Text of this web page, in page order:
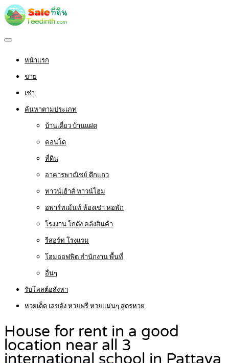
หน้าแรก
ขาย
เช่า
ค้นหาตามประเภท
บ้านเดี่ยว บ้านแฝด
คอนโด
ที่ดิน
อาคารพาณิชย์ ตึกแถว
ทาวน์เฮ้าส์ ทาวน์โฮม
อพาร์ทเม้นท์ ห้องเช่า หอพัก
โรงงาน โกดัง คลังสินค้า
รีสอร์ท โรงแรม
โฮมออฟฟิต สำนักงาน พื้นที่
อื่นๆ
รับโพสต์อสังหา
หวยเด็ด เลขดัง หวยฟรี หวยแม่นๆ สูตรหวย
House for rent in a good
location near all 3
international school in Pattaya